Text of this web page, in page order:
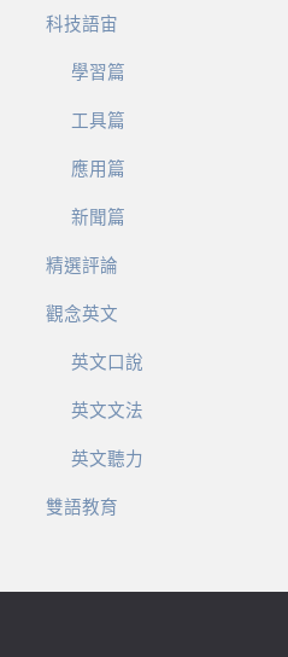
科技語宙
學習篇
工具篇
應用篇
新聞篇
精選評論
觀念英文
英文口說
英文文法
英文聽力
雙語教育